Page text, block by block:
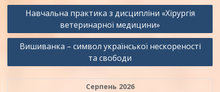
Навігація
Навчальна практика з дисципліни «Хірургія
ветеринарної медицини»
Вишиванка – символ української нескореності
та свободи
Серпень 2026